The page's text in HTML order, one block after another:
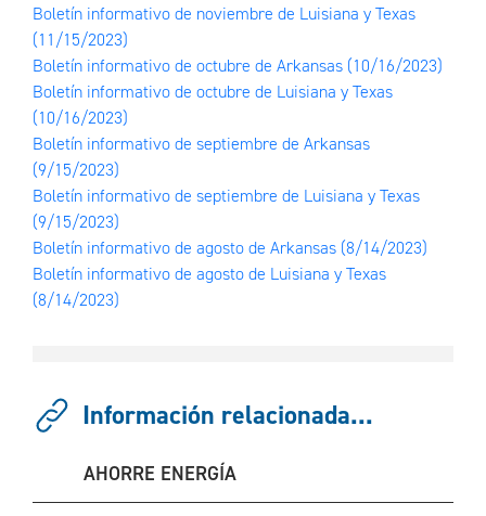
Boletín informativo de noviembre de Luisiana y Texas
(11/15/2023)
Boletín informativo de octubre de Arkansas (10/16/2023)
Boletín informativo de octubre de Luisiana y Texas
(10/16/2023)
Boletín informativo de septiembre de Arkansas
(9/15/2023)
Boletín informativo de septiembre de Luisiana y Texas
(9/15/2023)
Boletín informativo de agosto de Arkansas (8/14/2023)
Boletín informativo de agosto de Luisiana y Texas
(8/14/2023)
Información relacionada...
AHORRE ENERGÍA